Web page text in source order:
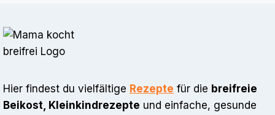
Hier findest du vielfältige Rezepte für die breifreie
Beikost, Kleinkindrezepte und einfache, gesunde